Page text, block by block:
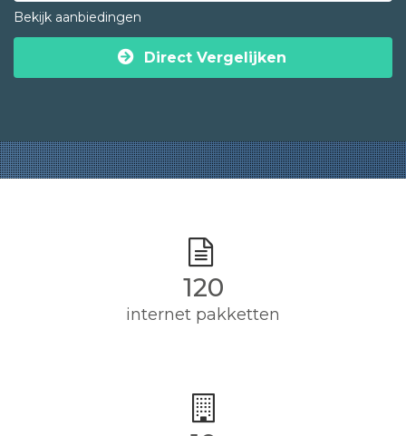
Bekijk aanbiedingen
Direct Vergelijken
120
internet pakketten